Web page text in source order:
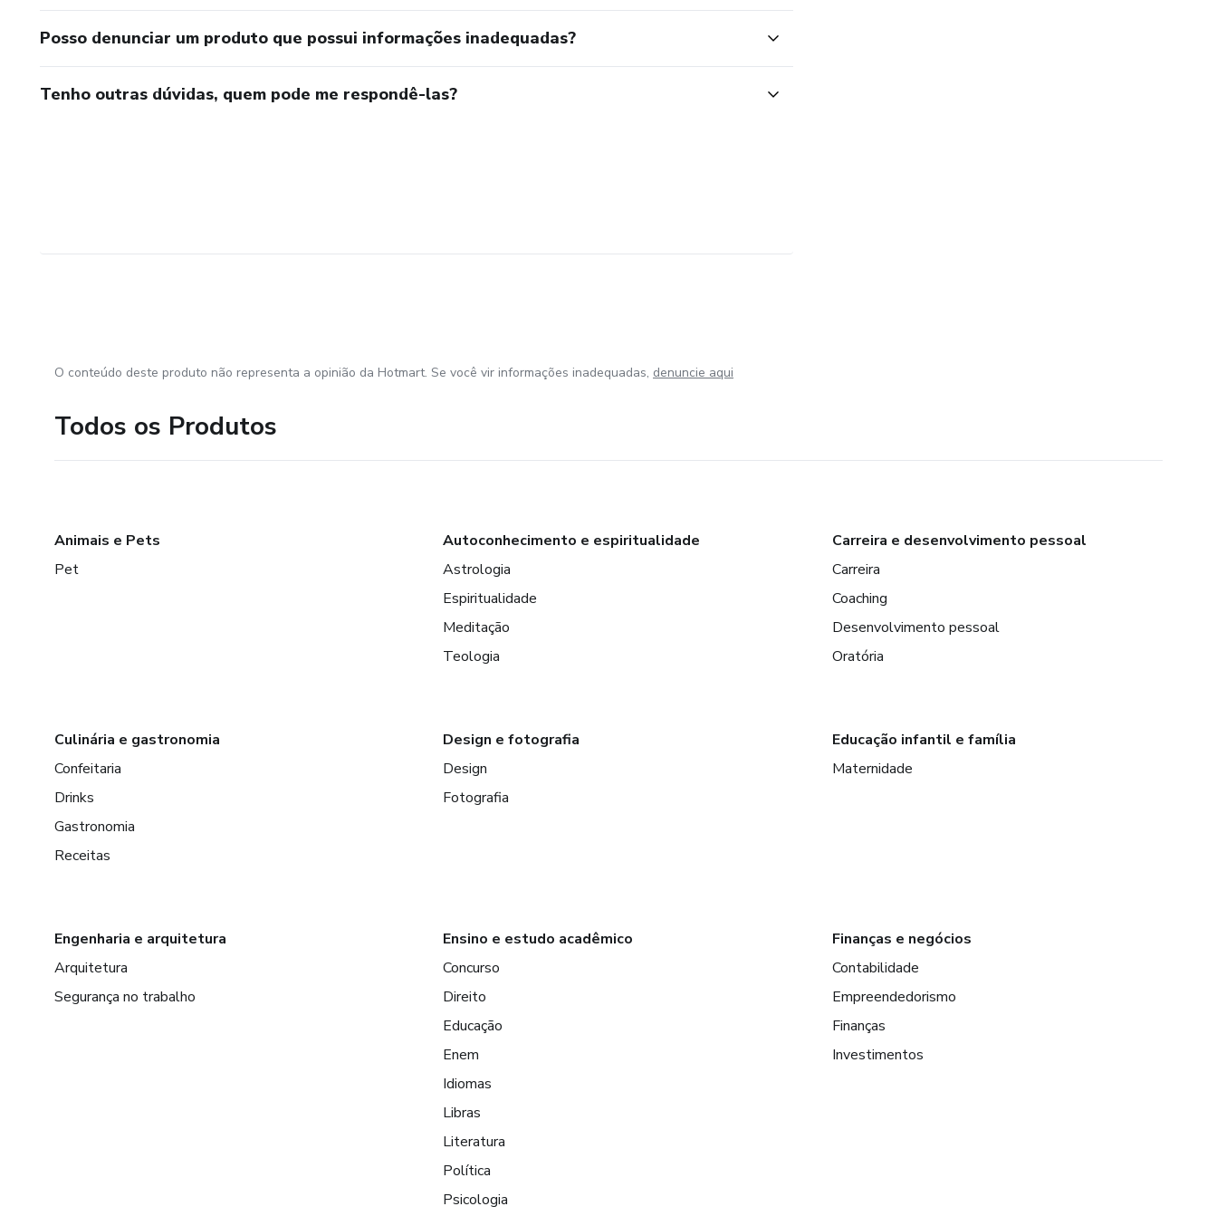
Posso denunciar um produto que possui informações inadequadas?
Tenho outras dúvidas, quem pode me respondê-las?
O conteúdo deste produto não representa a opinião da Hotmart. Se você vir informações inadequadas, denuncie aqui
Todos os Produtos
Animais e Pets
Pet
Autoconhecimento e espiritualidade
Astrologia
Espiritualidade
Meditação
Teologia
Carreira e desenvolvimento pessoal
Carreira
Coaching
Desenvolvimento pessoal
Oratória
Culinária e gastronomia
Confeitaria
Drinks
Gastronomia
Receitas
Design e fotografia
Design
Fotografia
Educação infantil e família
Maternidade
Engenharia e arquitetura
Arquitetura
Segurança no trabalho
Ensino e estudo acadêmico
Concurso
Direito
Educação
Enem
Idiomas
Libras
Literatura
Política
Psicologia
Finanças e negócios
Contabilidade
Empreendedorismo
Finanças
Investimentos